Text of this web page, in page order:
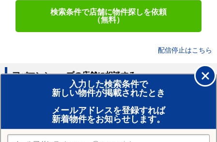
検索条件で店舗に物件探しを依頼
（無料）
配信停止はこちら
入力した検索条件で
新しい物件が掲載されたとき
メールアドレスを登録すれば
新着物件をお知らせします。
アパマンショップの店舗に相談する
賃貸のプロがお部屋探し！
おまかせ物件リクエスト
住みたい街の店舗を探す